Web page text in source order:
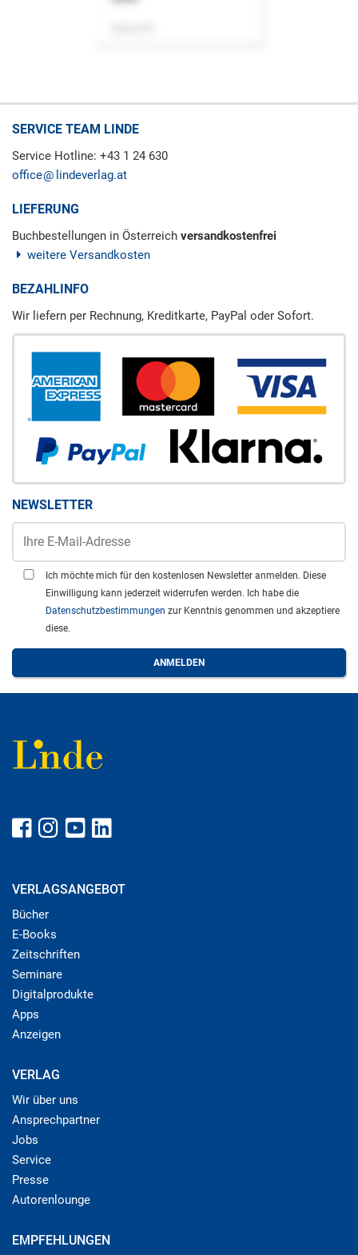
SERVICE TEAM LINDE
Service Hotline: +43 1 24 630
office
lindeverlag.at
LIEFERUNG
Buchbestellungen in Österreich versandkostenfrei
weitere Versandkosten
BEZAHLINFO
Wir liefern per Rechnung, Kreditkarte, PayPal oder Sofort.
NEWSLETTER
Ich möchte mich für den kostenlosen Newsletter anmelden. Diese
Einwilligung kann jederzeit widerrufen werden. Ich habe die
Datenschutzbestimmungen zur Kenntnis genommen und akzeptiere
diese.
VERLAGSANGEBOT
Bücher
E-Books
Zeitschriften
Seminare
Digitalprodukte
Apps
Anzeigen
VERLAG
Wir über uns
Ansprechpartner
Jobs
Service
Presse
Autorenlounge
EMPFEHLUNGEN